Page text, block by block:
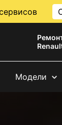
Модели